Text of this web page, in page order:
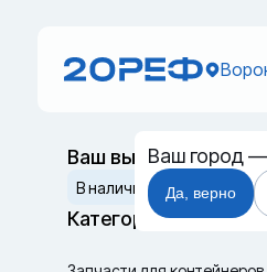
Ваш город —
Да, верно
Ваш выбор
В наличии
Категории